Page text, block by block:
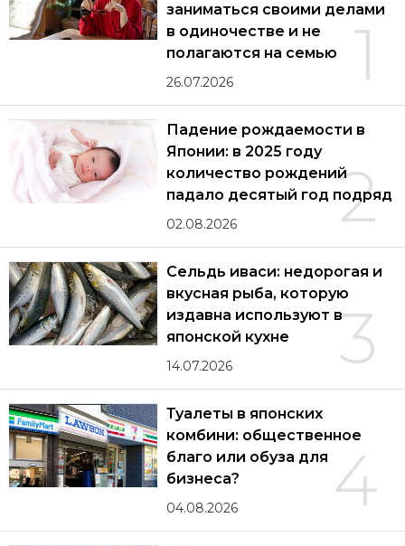
1
заниматься своими делами
в одиночестве и не
полагаются на семью
26.07.2026
2
Падение рождаемости в
Японии: в 2025 году
количество рождений
падало десятый год подряд
02.08.2026
3
Сельдь иваси: недорогая и
вкусная рыба, которую
издавна используют в
японской кухне
14.07.2026
4
Туалеты в японских
комбини: общественное
благо или обуза для
бизнеса?
04.08.2026